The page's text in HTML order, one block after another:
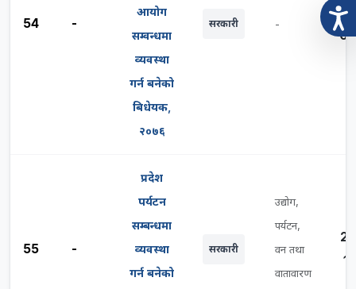
54 -
आयोग
सम्वन्धमा
व्यवस्था
गर्न बनेको
बिधेयक,
२०७६
सरकारी -
55 -
प्रदेश
पर्यटन
सम्बन्धमा
व्यवस्था
गर्न बनेको
सरकारी
उद्योग,
पर्यटन,
वन तथा
वातावारण